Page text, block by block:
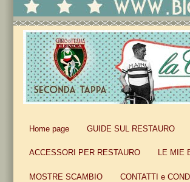
Home page GUIDE SUL RESTAURO
ACCESSORI PER RESTAURO LE MIE
MOSTRE SCAMBIO CONTATTI e